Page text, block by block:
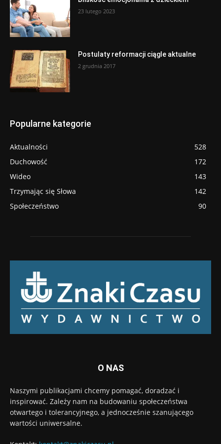
23 lutego 2023
Postulaty reformacji ciągle aktualne
2 grudnia 2017
Popularne kategorie
Aktualności
528
Duchowość
172
Wideo
143
Trzymając się Słowa
142
Społeczeństwo
90
O NAS
Naszymi publikacjami chcemy pomagać, doradzać i
inspirować. Zależy nam na budowaniu społeczeństwa
otwartego i tolerancyjnego, a jednocześnie szanującego
wartości uniwersalne.